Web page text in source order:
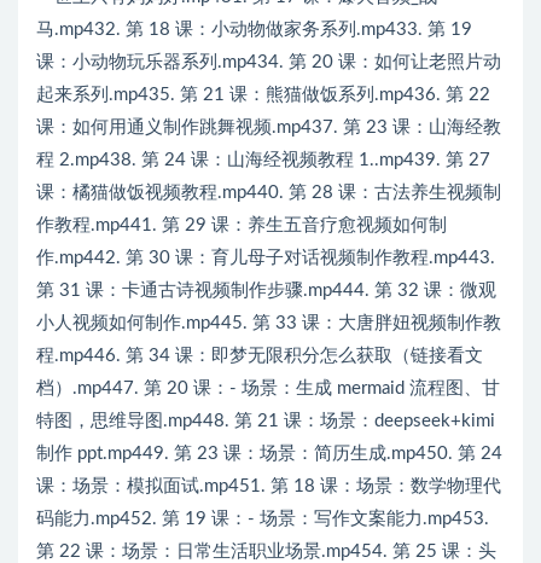
马.mp432. 第 18 课：小动物做家务系列.mp433. 第 19
课：小动物玩乐器系列.mp434. 第 20 课：如何让老照片动
起来系列.mp435. 第 21 课：熊猫做饭系列.mp436. 第 22
课：如何用通义制作跳舞视频.mp437. 第 23 课：山海经教
程 2.mp438. 第 24 课：山海经视频教程 1..mp439. 第 27
课：橘猫做饭视频教程.mp440. 第 28 课：古法养生视频制
作教程.mp441. 第 29 课：养生五音疗愈视频如何制
作.mp442. 第 30 课：育儿母子对话视频制作教程.mp443.
第 31 课：卡通古诗视频制作步骤.mp444. 第 32 课：微观
小人视频如何制作.mp445. 第 33 课：大唐胖妞视频制作教
程.mp446. 第 34 课：即梦无限积分怎么获取（链接看文
档）.mp447. 第 20 课：- 场景：生成 mermaid 流程图、甘
特图，思维导图.mp448. 第 21 课：场景：deepseek+kimi
制作 ppt.mp449. 第 23 课：场景：简历生成.mp450. 第 24
课：场景：模拟面试.mp451. 第 18 课：场景：数学物理代
码能力.mp452. 第 19 课：- 场景：写作文案能力.mp453.
第 22 课：场景：日常生活职业场景.mp454. 第 25 课：头